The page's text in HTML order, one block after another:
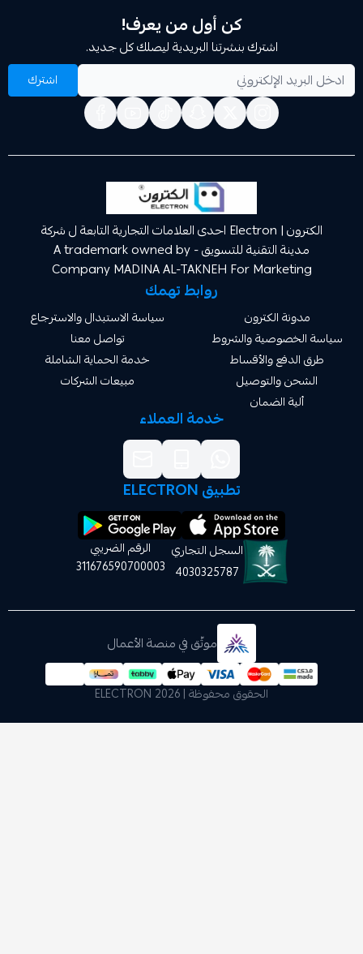
كن أول من يعرف!
اشترك بنشرتنا البريدية ليصلك كل جديد.
الكترون | Electron احدى العلامات التجارية التابعة ل شركة
مدينة التقنية للتسويق A trademark owned by -
Company MADINA AL-TAKNEH For
روابط تهمك
والشروط
والأقساط
والتوصيل
سياسة الاستبدال والاسترجاع
خدمة الحماية الشاملة
مبيعات الشركات
خدمة العملاء
السجل التجاري
4030325787
الرقم الضريبي
311676590700003
موثّق في منصة الأعمال
الحقوق محفوظة | 2026 ELECTRON